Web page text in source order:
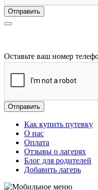
Отправить
Оставьте ваш номер
Отправить
Как купить путевку
О нас
Оплата
Отзывы о лагерях
Блог для родителей
Добавить лагерь